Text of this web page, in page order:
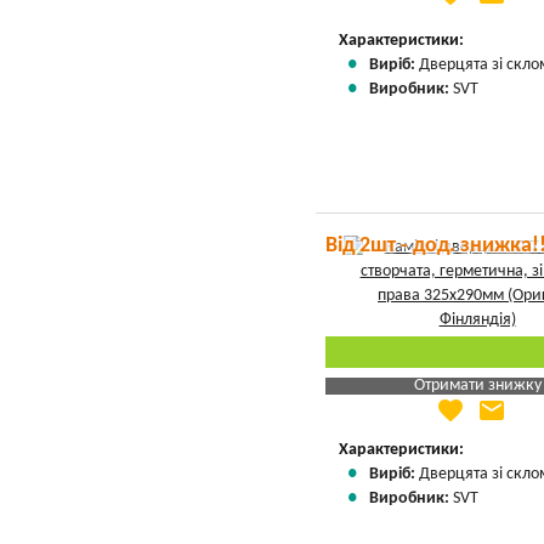
Характеристики:
Виріб: Дверцята зі
Виробник: SVT
Від 2шт - дод.
Отримати знижку
Яка Ваша ціна
Вказати мою ціну
favorite email
Характеристики:
Виріб: Дверцята зі
Виробник: SVT